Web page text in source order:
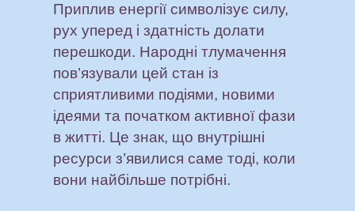
Приплив енергії символізує силу,
рух уперед і здатність долати
перешкоди. Народні тлумачення
пов’язували цей стан із
сприятливими подіями, новими
ідеями та початком активної фази
в житті. Це знак, що внутрішні
ресурси з’явилися саме тоді, коли
вони найбільше потрібні.